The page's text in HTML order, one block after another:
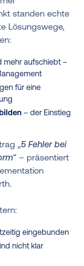
standen echte
Lösungswege,
mehr aufschiebt –
für eine
– der Einstieg
„5 Fehler bei
“ – präsentiert
eingebunden
nicht klar